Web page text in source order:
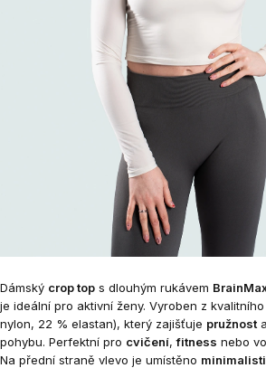
Dámský crop top s dlouhým rukávem
je ideální pro aktivní ženy. Vyroben z
nylon, 22 % elastan), který zajišťuje pružnost a
pohybu. Perfektní pro cvičení,fitness nebo
Na přední straně vlevo je umístěno